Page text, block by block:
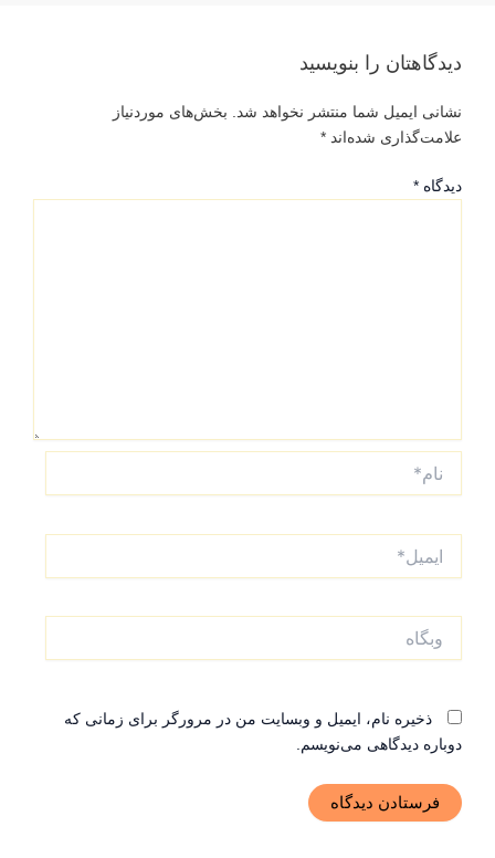
دیدگاهتان را بنویسید
نشانی ایمیل شما منتشر نخواهد شد. بخش‌های موردنیاز
علامت‌گذاری شده‌اند *
دیدگاه *
ذخیره نام، ایمیل و وبسایت من در مرورگر برای زمانی که
دوباره دیدگاهی می‌نویسم.